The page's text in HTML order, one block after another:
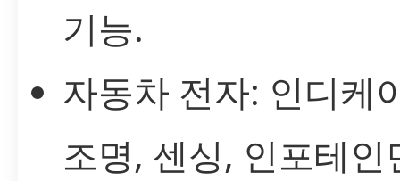
기능.
자동차 전자: 인디케
조명, 센싱, 인포테인